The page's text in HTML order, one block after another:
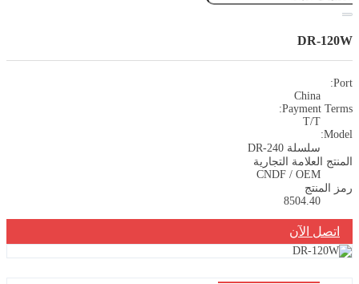
DR-120W
Port:
China
Payment Terms:
T/T
Model:
سلسلة DR-240
المنتج العلامة التجارية
CNDF / OEM
رمز المنتج
8504.40
اتصل الآن